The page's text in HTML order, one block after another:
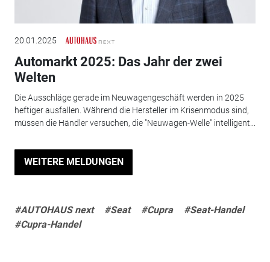
20.01.2025
Automarkt 2025: Das Jahr der zwei
Welten
Die Ausschläge gerade im Neuwagengeschäft werden in 2025
heftiger ausfallen. Während die Hersteller im Krisenmodus sind,
müssen die Händler versuchen, die "Neuwagen-Welle" intelligent...
WEITERE MELDUNGEN
#AUTOHAUS next #Seat #Cupra
#Seat-Handel
#Cupra-Handel